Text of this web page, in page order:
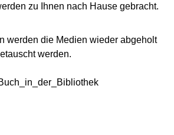
zu Ihnen nach Hause gebracht.
werden die Medien wieder abgeholt
werden.